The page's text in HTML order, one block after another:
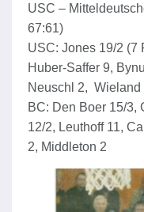
USC –
67:61)
USC: Jones 19/2 (7
Huber-Saffer 9,
Neuschl 2, Wieland
BC: Den Boer 15/3,
12/2, Leuthoff 11,
2, Middleton 2